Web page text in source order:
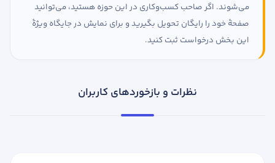
می‌شوند. اگر صاحب کسب‌وکاری در این حوزه هستید، می‌توانید
صفحهٔ خود را رایگان تحویل بگیرید و برای نمایش در جایگاه ویژهٔ
این بخش درخواست ثبت کنید.
نظرات و بازخوردهای کاربران